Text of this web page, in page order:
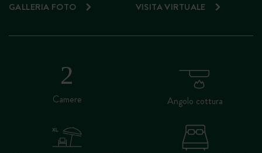
GALLERIA FOTO
VISITA VIRTUALE
Camere Angolo cottura